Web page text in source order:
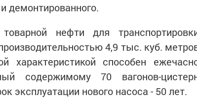
демонтированного.
нефти для
4,9 тыс. куб.
характеристикой способен
содержимому 70 вагонов-
эксплуатации нового насоса - 50 лет.